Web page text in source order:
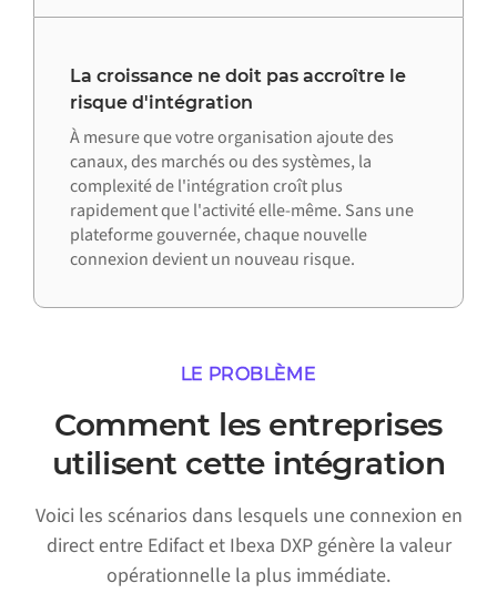
La croissance ne doit pas accroître le
risque d'intégration
À mesure que votre organisation ajoute des
canaux, des marchés ou des systèmes, la
complexité de l'intégration croît plus
rapidement que l'activité elle-même. Sans une
plateforme gouvernée, chaque nouvelle
connexion devient un nouveau risque.
LE PROBLÈME
Comment les entreprises
utilisent cette intégration
Voici les scénarios dans lesquels une connexion en
direct entre Edifact et Ibexa DXP génère la valeur
opérationnelle la plus immédiate.